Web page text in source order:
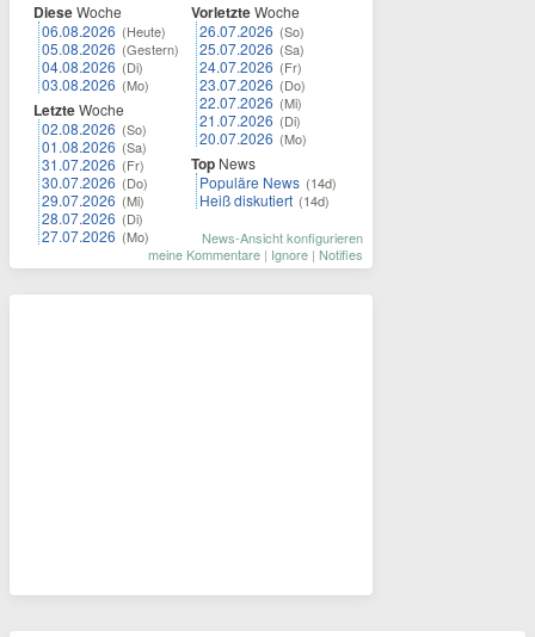
DieseWoche
06.08.2026 (Heute)
05.08.2026 (Gestern)
04.08.2026 (Di)
03.08.2026 (Mo)
LetzteWoche
02.08.2026 (So)
01.08.2026 (Sa)
31.07.2026 (Fr)
30.07.2026 (Do)
29.07.2026 (Mi)
28.07.2026 (Di)
27.07.2026 (Mo)
VorletzteWoche
26.07.2026 (So)
25.07.2026 (Sa)
24.07.2026 (Fr)
23.07.2026 (Do)
22.07.2026 (Mi)
21.07.2026 (Di)
20.07.2026 (Mo)
Top News
Populäre News (14d)
Heiß diskutiert (14d)
News-Ansicht konfigurieren
meine Kommentare | Ignore | Notifies